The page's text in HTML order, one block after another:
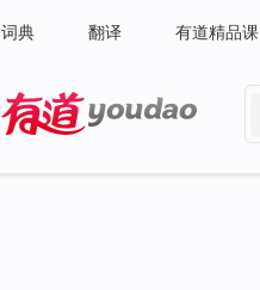
词典 翻译 有道精品课